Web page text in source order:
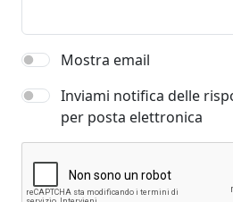
Mostra email
Inviami notifica delle
per posta elettronica